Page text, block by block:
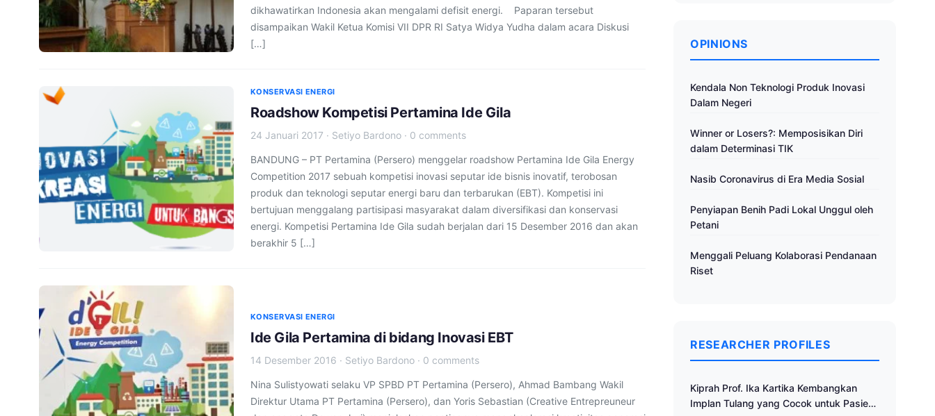
dikhawatirkan Indonesia akan mengalami defisit energi. Paparan tersebut
disampaikan Wakil Ketua Komisi VII DPR RI Satya Widya Yudha dalam acara Diskusi
[…]
KONSERVASI ENERGI
Roadshow Kompetisi Pertamina Ide Gila
24 Januari 2017 · Setiyo Bardono · 0 comments
BANDUNG – PT Pertamina (Persero) menggelar roadshow Pertamina Ide Gila Energy
Competition 2017 sebuah kompetisi inovasi seputar ide bisnis inovatif, terobosan
produk dan teknologi seputar energi baru dan terbarukan (EBT). Kompetisi ini
bertujuan menggalang partisipasi masyarakat dalam diversifikasi dan konservasi
energi. Kompetisi Pertamina Ide Gila sudah berjalan dari 15 Desember 2016 dan akan
berakhir 5 […]
KONSERVASI ENERGI
Ide Gila Pertamina di bidang Inovasi EBT
14 Desember 2016 · Setiyo Bardono · 0 comments
Nina Sulistyowati selaku VP SPBD PT Pertamina (Persero), Ahmad Bambang Wakil
Direktur Utama PT Pertamina (Persero), dan Yoris Sebastian (Creative Entrepreuneur
OPINIONS
Kendala Non Teknologi Produk Inovasi
Dalam Negeri
Winner or Losers?: Memposisikan Diri
dalam Determinasi TIK
Nasib Coronavirus di Era Media Sosial
Penyiapan Benih Padi Lokal Unggul oleh
Petani
Menggali Peluang Kolaborasi Pendanaan
Riset
RESEARCHER PROFILES
Kiprah Prof. Ika Kartika Kembangkan
Implan Tulang yang Cocok untuk Pasien